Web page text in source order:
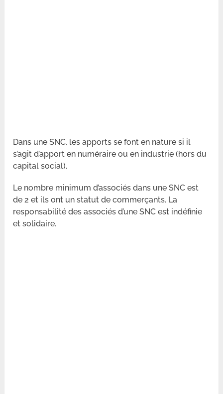
Dans une SNC, les apports se font en nature si il
s’agit d’apport en numéraire ou en industrie (hors du
capital social).
Le nombre minimum d’associés dans une SNC est
de 2 et ils ont un statut de commerçants. La
responsabilité des associés d’une SNC est indéfinie
et solidaire.